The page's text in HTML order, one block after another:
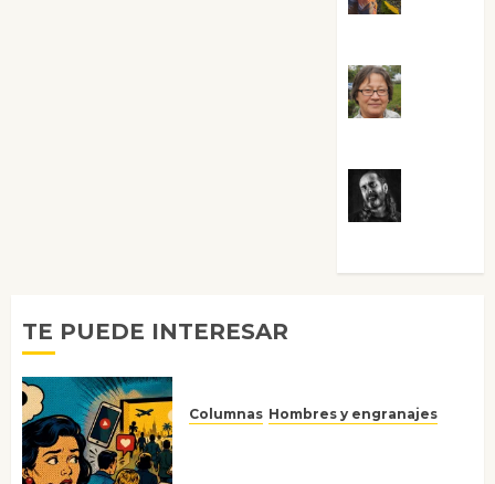
TE PUEDE INTERESAR
Columnas Hombres y engranajes